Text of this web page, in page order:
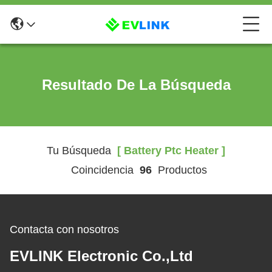
Resultado De La Búsqueda
Tu Búsqueda [ Battery Ptc Heater ]
Coincidencia 96 Productos
Contacta con nosotros
EVLINK Electronic Co.,Ltd